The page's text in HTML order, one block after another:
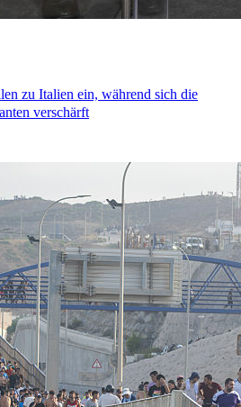
zu Italien ein, während sich die
verschärft